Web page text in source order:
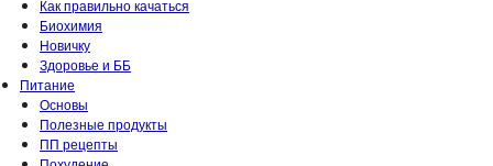
Как правильно качаться
Биохимия
Новичку
Здоровье и ББ
Питание
Основы
Полезные продукты
ПП рецепты